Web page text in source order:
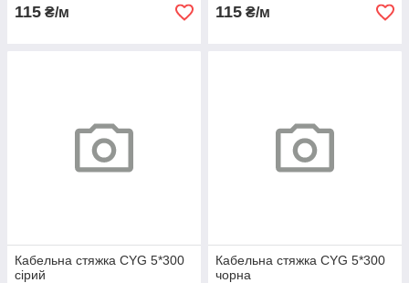
115 ₴/м 115 ₴/м
Кабельна стяжка CYG 5*300
сірий
Кабельна стяжка CYG 5*300
чорна